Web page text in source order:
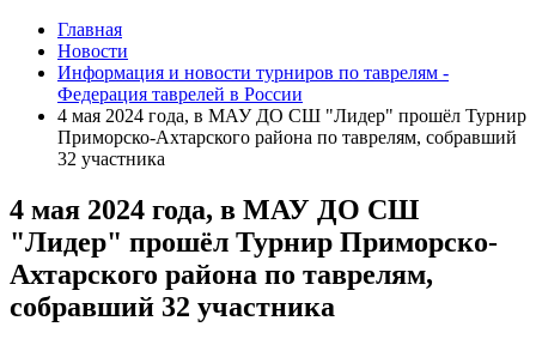
Главная
Новости
Информация и новости турниров по таврелям -
Федерация таврелей в России
4 мая 2024 года, в МАУ ДО СШ "Лидер" прошёл Турнир
Приморско-Ахтарского района по таврелям, собравший
32 участника
4 мая 2024 года, в МАУ ДО СШ
"Лидер" прошёл Турнир Приморско-
Ахтарского района по таврелям,
собравший 32 участника